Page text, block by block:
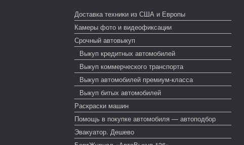
Доставка техники из США и Европы
Камеры фото и видеофиксации
Срочный автовыкуп
Выкуп кредитных автомобилей
Выкуп коммерческого транспорта
Выкуп автомобилей премиум-класса
Выкуп битых автомобилей
Раскраски машин
Помощь в покупке автомобиля — автоподбор
Эвакуатор. Дешево